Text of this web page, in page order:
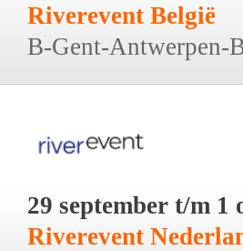
Riverevent België
B-Gent-Antwerpen-
29 september t/m 1
Riverevent